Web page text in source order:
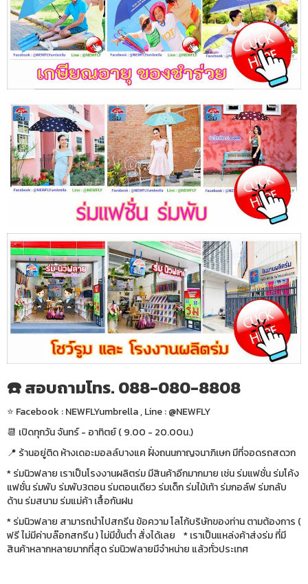
☎️ สอบถามโทร. 088-080-8808
⭐️ Facebook : NEWFLYumbrella , Line : @NEWFLY
📆 เปิดทุกวัน จันทร์ - อาทิตย์ ( 9.00 - 20.00น.)
📍 ร้านอยู่ติด ห้างเดอะมอลล์บางแค ฝั่งถนนกาญจนาภิเษก มีที่จอดรถสดวก
* ร่มนิวฟลาย เราเป็นโรงงานผลิตร่ม มีสินค้าอีกมากมาย เช่น ร่มแฟชั่น ร่มโค้ง
แฟชั่น ร่มพับ ร่มพับ3ตอน ร่มตอนเดียว ร่มเด็ก ร่มไม้เท้า ร่มกอล์ฟ ร่มกลับ
ด้าน ร่มสนาม ร่มแม่ค้า เสื้อกันฝน
* ร่มนิวฟลาย สามารถนำไปสกรีน ข้อความ โลโก้บริษัทของท่าน ตามต้องการ (
ฟรี ไม่มีค่าบล๊อกสกรีน ) ไม่มีขั้นต่ำ สั่งได้เลย * เราเป็นแหล่งค้าส่งร่ม ที่มี
สินค้าหลากหลายมากที่สุด ร่มนิวฟลายมีจำหน่าย แล้วทั่วประเทศ